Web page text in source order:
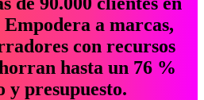
a marcas,
con recursos
hasta un 76 %
y presupuesto.